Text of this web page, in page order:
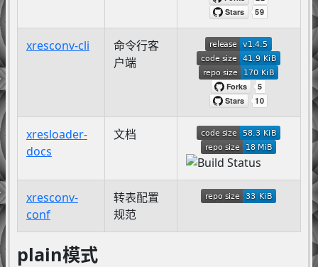
xresconv-cli
命令行客
户端
xresloader-
docs
文档
xresconv-
conf
转表配置
规范
plain模式